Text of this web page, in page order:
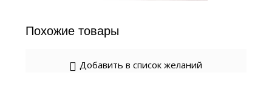
Похожие товары
Добавить в список желаний